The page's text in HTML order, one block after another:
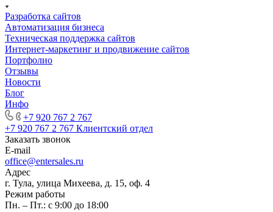
Разработка сайтов
Автоматизация бизнеса
Техническая поддержка сайтов
Интернет-маркетинг и продвижение сайтов
Портфолио
Отзывы
Новости
Блог
Инфо
+7 920 767 2 767
+7 920 767 2 767 Клиентский отдел
Заказать звонок
E-mail
office@entersales.ru
Адрес
г. Тула, улица Михеева, д. 15, оф. 4
Режим работы
Пн. – Пт.: с 9:00 до 18:00